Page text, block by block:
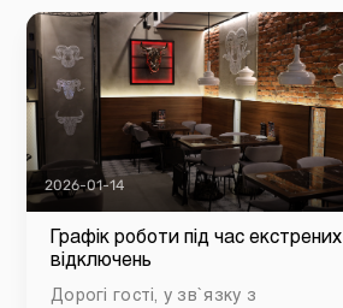
2026-01-14
Графік роботи під час екстрених
відключень
Дорогі гості, у зв`язку з